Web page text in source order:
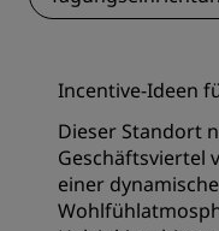
Incentive-Ideen
Dieser Standort
Geschäftsviertel
einer